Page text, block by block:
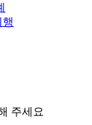
주세요